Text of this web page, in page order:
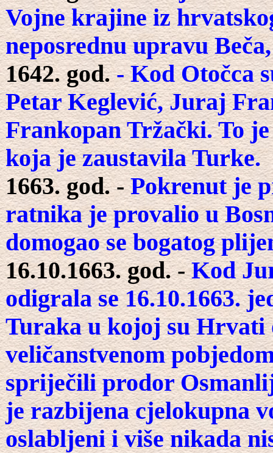
Vojne krajine iz
neposrednu upravu
1642. god.- Kod Otočca
Petar Keglević, Juraj
Frankopan Tržački. To
koja je zaustavila Turke.
1663. god. -Pokrenut je
ratnika je provalio u
domogao se bogatog
16.10.1663. god. -Kod
odigrala se 16.10.1663.
Turaka u kojoj su Hrvati
veličanstvenom
spriječili prodor
je razbijena cjelokupna
oslabljeni i više nikada